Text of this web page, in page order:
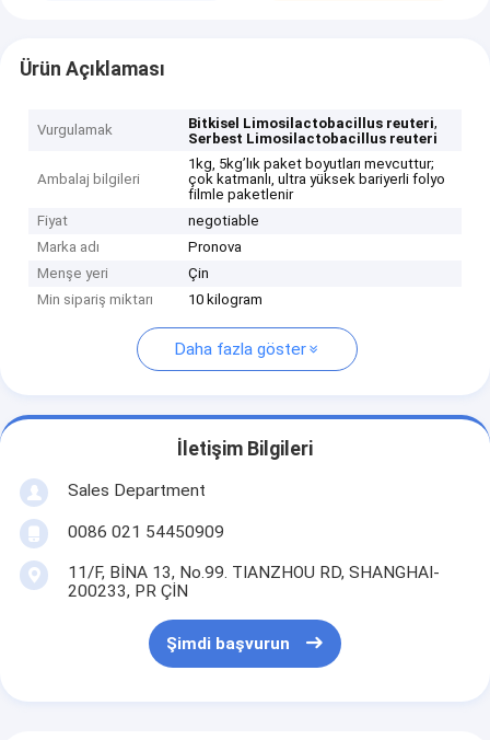
Ürün Açıklaması
Vurgulamak Bitkisel Limosilactobacillus reuteri,
Serbest Limosilactobacillus reuteri
Ambalaj bilgileri
1kg, 5kg’lık paket boyutları mevcuttur;
çok katmanlı, ultra yüksek bariyerli folyo
filmle paketlenir
Fiyat
negotiable
Marka adı
Pronova
Menşe yeri
Çin
Min sipariş miktarı
10 kilogram
Daha fazla göster
İletişim Bilgileri
Sales Department
0086 021 54450909
11/F, BİNA 13, No.99. TIANZHOU RD, SHANGHAI-
200233, PR ÇİN
Şimdi başvurun